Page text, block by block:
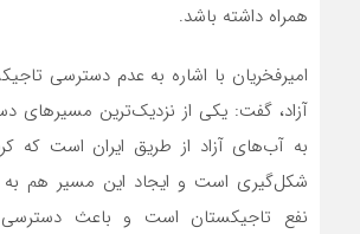
همراه داشته باشد.
امیرفخریان با اشاره به عدم دسترسی
آزاد، گفت: یکی از نزدیک‌ترین مسیرهای
به آب‌های آزاد از طریق ایران است که
شکل‌گیری است و ایجاد این مسیر هم
نفع تاجیکستان است و باعث دسترسی